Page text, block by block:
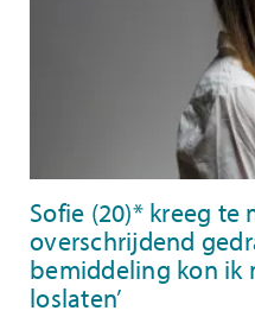
Sofie (20)* kreeg te
overschrijdend
bemiddeling kon ik
loslaten’